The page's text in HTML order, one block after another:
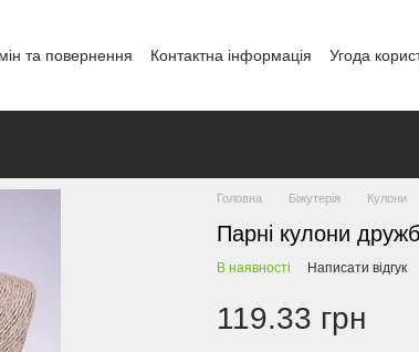
та повернення Контактна інформація
Угода
Головна Біжутерія Кулони
Парні кулони
В наявності Написати відгук
119.33 грн